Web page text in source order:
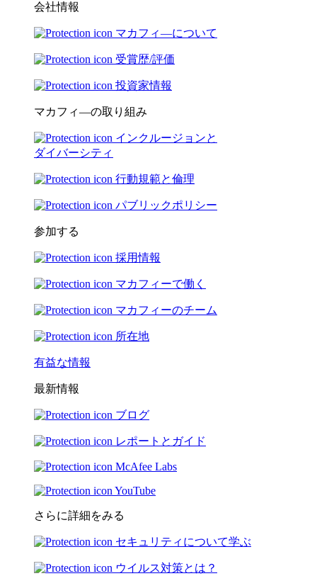
会社情報
マカフィ―について
受賞歴/評価
投資家情報
マカフィ―の取り組み
インクルージョンと
ダイバーシティ
行動規範と倫理
パブリックポリシー
参加する
採用情報
マカフィーで働く
マカフィーのチーム
所在地
有益な情報
最新情報
ブログ
レポートとガイド
McAfee Labs
YouTube
さらに詳細をみる
セキュリティについて学ぶ
ウイルス対策とは？